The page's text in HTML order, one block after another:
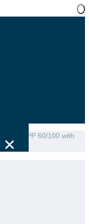
Inside PP 60/100 with